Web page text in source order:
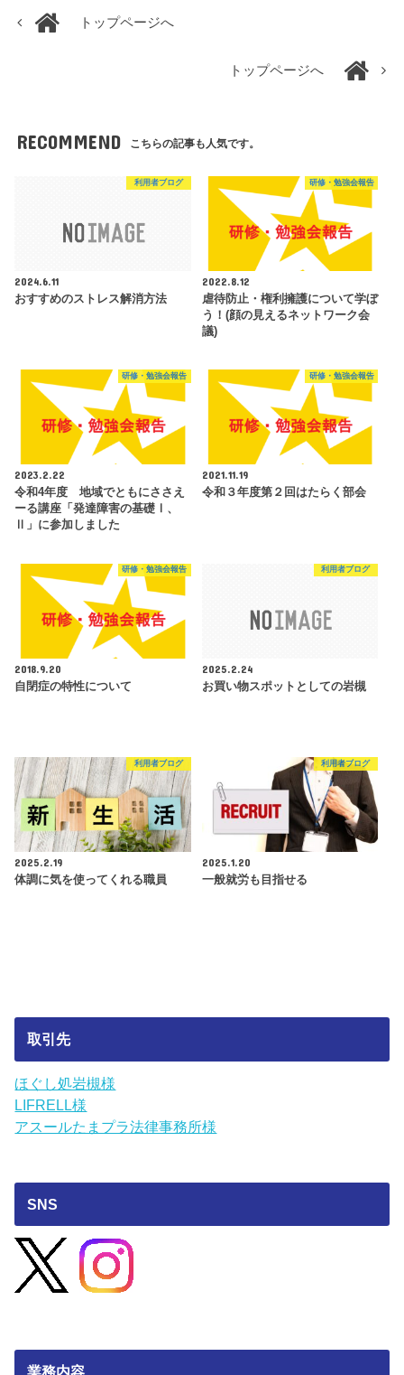
トップページへ
トップページへ
RECOMMEND こちらの記事も人気です。
利用者ブログ
2024.6.11
おすすめのストレス解消方法
研修・勉強会報告
2022.8.12
虐待防止・権利擁護について学ぼ
う！(顔の見えるネットワーク会
議)
研修・勉強会報告
2023.2.22
令和4年度 地域でともにささえ
ーる講座「発達障害の基礎Ⅰ、
Ⅱ」に参加しました
研修・勉強会報告
2021.11.19
令和３年度第２回はたらく部会
研修・勉強会報告
2018.9.20
自閉症の特性について
利用者ブログ
2025.2.24
お買い物スポットとしての岩槻
利用者ブログ
2025.2.19
体調に気を使ってくれる職員
利用者ブログ
2025.1.20
一般就労も目指せる
取引先
ほぐし処岩槻様
LIFRELL様
アスールたまプラ法律事務所様
SNS
業務内容